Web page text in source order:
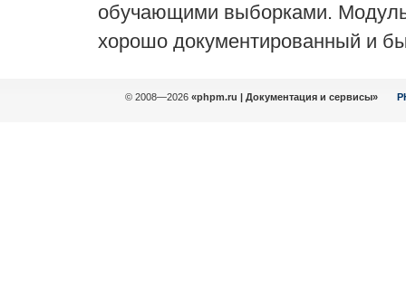
обучающими выборками. Модуль
хорошо документированный и
© 2008—2026 «phpm.ru | Документация и сервисы»